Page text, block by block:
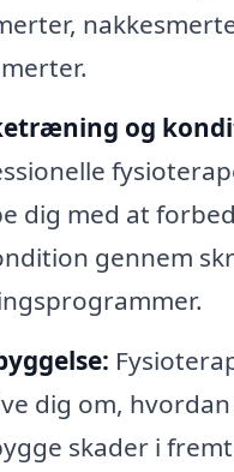
og
dig med at
gennem
dig om,
skader i